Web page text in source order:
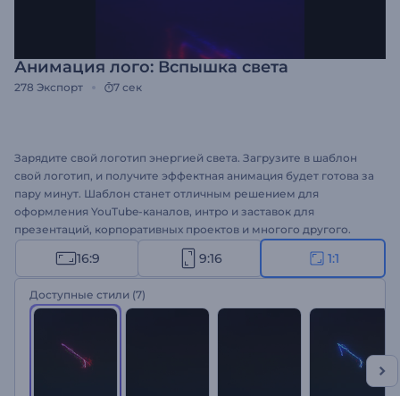
Анимация лого: Вспышка света
278 Экспорт 7 сек
Зарядите свой логотип энергией света. Загрузите в шаблон
свой логотип, и получите эффектная анимация будет готова за
пару минут. Шаблон станет отличным решением для
оформления YouTube-каналов, интро и заставок для
презентаций, корпоративных проектов и многого другого.
Пришло время обновить свой фирменный стиль!
16:9 9:16 1:1
Доступные стили (7)